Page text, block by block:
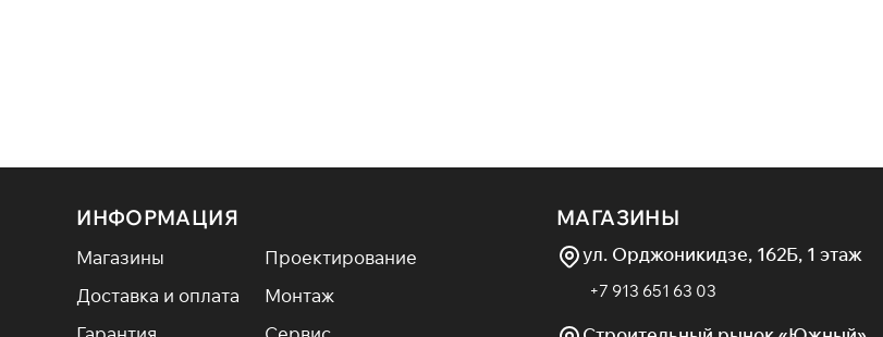
ИНФОРМАЦИЯ
Магазины
Проектирование
Доставка и оплата
Монтаж
МАГАЗИНЫ
ул. Орджоникидзе, 162Б, 1 этаж
+7 913 651 63 03